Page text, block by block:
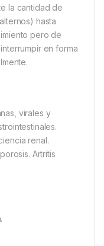
la cantidad de
hasta
pero de
en forma
virales y
renal.
Artritis